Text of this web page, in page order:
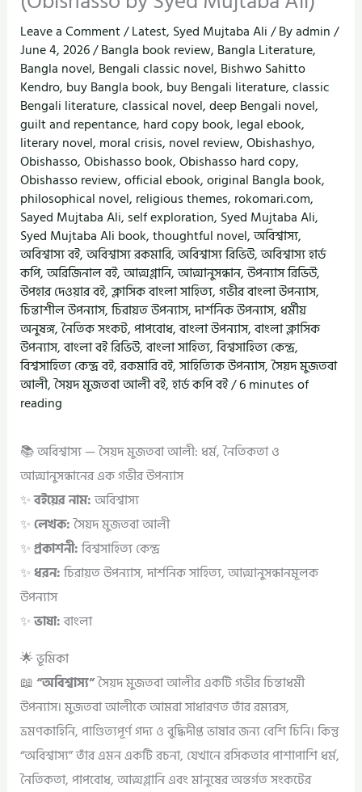
Leave a Comment/Latest, Syed Mujtaba Ali/ Byadmin/
June 4, 2026/Bangla book review, Bangla Literature,
Bangla novel, Bengali classic novel, Bishwo Sahitto
Kendro, buy Bangla book, buy Bengali literature,classic
Bengali literature,classical novel,deep Bengali novel,
guilt and repentance, hard copy book, legal ebook,
literary novel, moral crisis, novel review,Obishashyo,
Obishasso,Obishasso book,Obishasso hard copy,
Obishasso review,official ebook,original Bangla book,
philosophical novel, religious themes, rokomari.com,
Sayed Mujtaba Ali, self exploration, Syed Mujtaba Ali,
Syed Mujtaba Ali book,thoughtful novel,অবিশ্বাস্য,
অবিশ্বাস্য বই,অবিশ্বাস্য রকমারি,অবিশ্বাস্য রিভিউ,অবিশ্বাস্য হার্ড
কপি,অরিজিনাল বই,আত্মগ্লানি,আত্মানুসন্ধান,উপন্যাস রিভিউ,
উপহার দেওয়ার বই,ক্লাসিক বাংলা সাহিত্য,গভীর বাংলা উপন্যাস,
চিন্তাশীল উপন্যাস,চিরায়ত উপন্যাস,দার্শনিক উপন্যাস,ধর্মীয়
অনুষঙ্গ,নৈতিক সংকট,পাপবোধ,বাংলা উপন্যাস,বাংলা ক্লাসিক
উপন্যাস,বাংলা বই রিভিউ,বাংলা সাহিত্য,বিশ্বসাহিত্য কেন্দ্র,
বিশ্বসাহিত্য কেন্দ্র বই,রকমারি বই,সাহিত্যিক উপন্যাস,সৈয়দ মুজতবা
আলী,সৈয়দ মুজতবা আলী বই,হার্ড কপি বই/6 minutes of
reading
📚 অবিশ্বাস্য — সৈয়দ মুজতবা আলী: ধর্ম, নৈতিকতা ও
আত্মানুসন্ধানের এক গভীর উপন্যাস
✨বইয়ের নাম:অবিশ্বাস্য
✨লেখক:সৈয়দ মুজতবা আলী
✨প্রকাশনী:বিশ্বসাহিত্য কেন্দ্র
✨ধরন:চিরায়ত উপন্যাস, দার্শনিক সাহিত্য, আত্মানুসন্ধানমূলক
উপন্যাস
✨ভাষা:বাংলা
🌟 ভূমিকা
📖“অবিশ্বাস্য”সৈয়দ মুজতবা আলীর একটি গভীর চিন্তাধর্মী
উপন্যাস। মুজতবা আলীকে আমরা সাধারণত তাঁর রম্যরস,
ভ্রমণকাহিনি, পাণ্ডিত্যপূর্ণ গদ্য ও বুদ্ধিদীপ্ত ভাষার জন্য বেশি চিনি। কিন্তু
“অবিশ্বাস্য” তাঁর এমন একটি রচনা, যেখানে রসিকতার পাশাপাশি ধর্ম,
নৈতিকতা, পাপবোধ, আত্মগ্লানি এবং মানুষের অন্তর্গত সংকটের